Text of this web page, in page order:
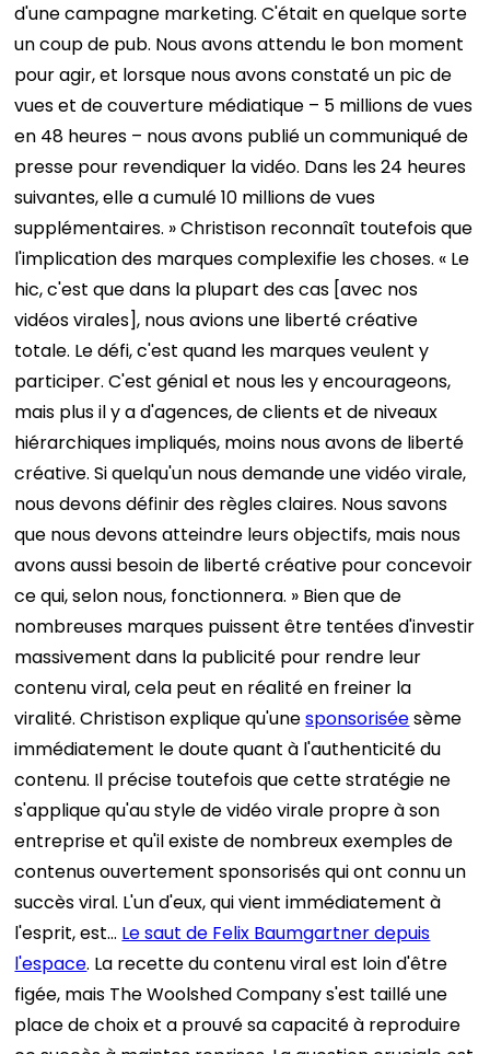
d'une campagne marketing. C'était en quelque sorte
un coup de pub. Nous avons attendu le bon moment
pour agir, et lorsque nous avons constaté un pic de
vues et de couverture médiatique – 5 millions de vues
en 48 heures – nous avons publié un communiqué de
presse pour revendiquer la vidéo. Dans les 24 heures
suivantes, elle a cumulé 10 millions de vues
supplémentaires. »Christison reconnaît toutefois que
l'implication des marques complexifie les choses. « Le
hic, c'est que dans la plupart des cas [avec nos
vidéos virales], nous avions une liberté créative
totale. Le défi, c'est quand les marques veulent y
participer. C'est génial et nous les y encourageons,
mais plus il y a d'agences, de clients et de niveaux
hiérarchiques impliqués, moins nous avons de liberté
créative. Si quelqu'un nous demande une vidéo virale,
nous devons définir des règles claires. Nous savons
que nous devons atteindre leurs objectifs, mais nous
avons aussi besoin de liberté créative pour concevoir
ce qui, selon nous, fonctionnera. » Bien que de
nombreuses marques puissent être tentées d'investir
massivement dans la publicité pour rendre leur
contenu viral, cela peut en réalité en freiner la
viralité. Christison explique qu'unesponsoriséesème
immédiatement le doute quant à l'authenticité du
contenu. Il précise toutefois que cette stratégie ne
s'applique qu'au style de vidéo virale propre à son
entreprise et qu'il existe de nombreux exemples de
contenus ouvertement sponsorisés qui ont connu un
succès viral. L'un d'eux, qui vient immédiatement à
l'esprit, est… Le saut de Felix Baumgartner depuis
l'espace. La recette du contenu viral est loin d'être
figée, mais The Woolshed Company s'est taillé une
place de choix et a prouvé sa capacité à reproduire